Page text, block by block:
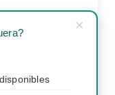
nivel de inglés
la cultura y
tiempo libre para
actividad
semana, en
×